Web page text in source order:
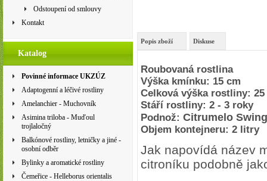
Odstoupení od smlouvy
Kontakt
Katalog
Povinné informace UKZÚZ
Adaptogenní a léčivé rostliny
Amelanchier - Muchovník
Asimina triloba - Muďoul
trojlaločný
Balkónové rostliny, letničky a jiné -
osobní odběr
Bylinky a aromatické rostliny
Čemeřice - Helleborus orientalis
Popis zboží Diskuse
Roubovaná rostlina
Výška kmínku: 15 cm
Celková výška rostliny: 25
Stáří rostliny: 2 - 3 roky
Podnož: Citrumelo
Objem kontejneru: 2 litry
Jak napovídá název
citroníku podobně